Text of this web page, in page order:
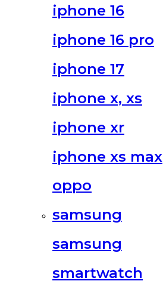
iphone 16
iphone 16 pro
iphone 17
iphone x, xs
iphone xr
iphone xs max
oppo
samsung
samsung
smartwatch